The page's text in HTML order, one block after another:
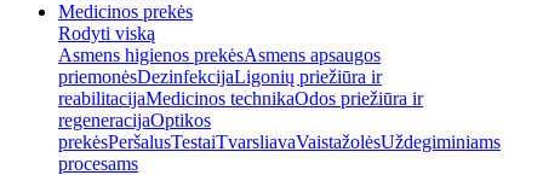
Medicinos prekės
Rodyti viską
Asmens higienos prekėsAsmens apsaugos
priemonėsDezinfekcijaLigonių priežiūra ir
reabilitacijaMedicinos technikaOdos priežiūra ir
regeneracijaOptikos
prekėsPeršalusTestaiTvarsliavaVaistažolėsUždegiminiams
procesams